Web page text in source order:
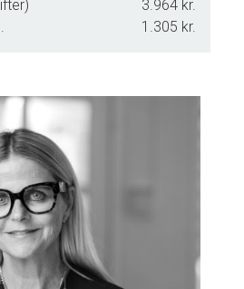
3.964 kr.
1.305 kr.